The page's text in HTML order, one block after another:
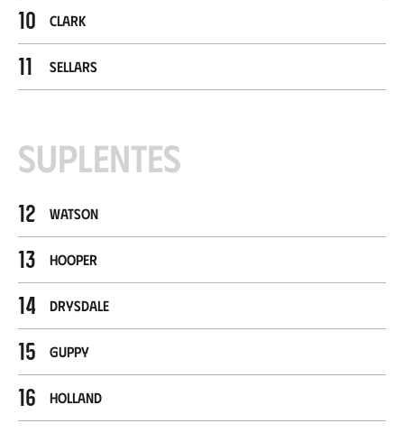
10 Clark
11 Sellars
Suplentes
12 Watson
13 Hooper
14 Drysdale
15 Guppy
16 Holland